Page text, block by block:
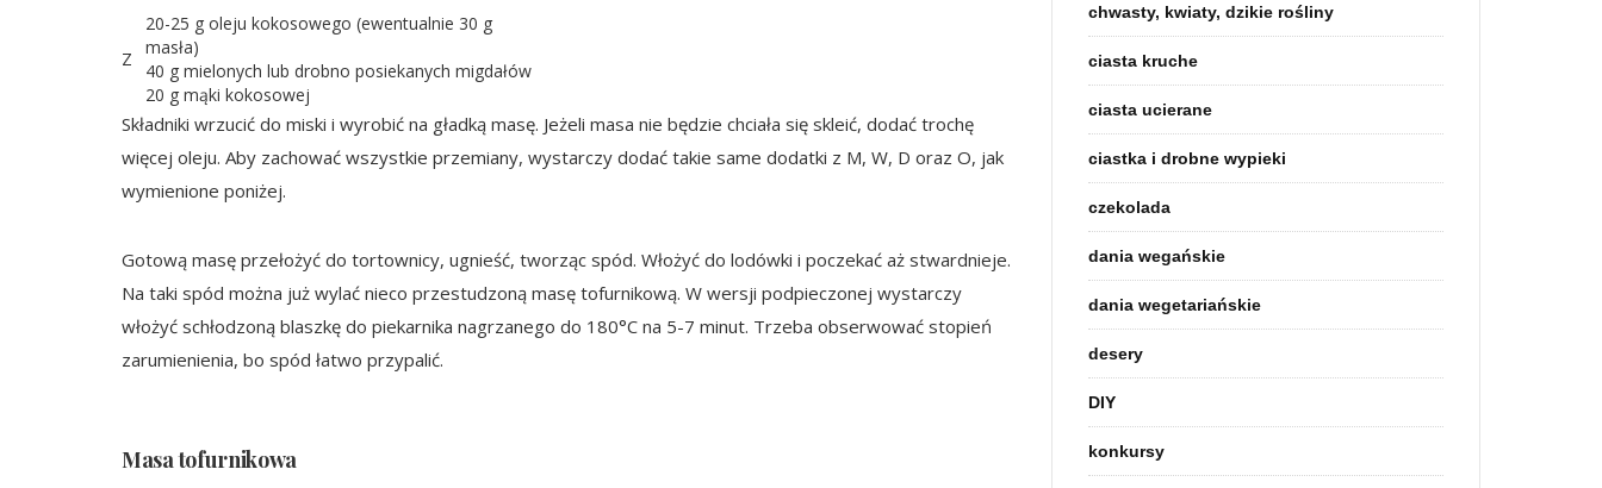
Z
20-25 g oleju kokosowego (ewentualnie 30 g
masła)
40 g mielonych lub drobno posiekanych migdałów
20 g mąki kokosowej
Składniki wrzucić do miski i wyrobić na gładką masę. Jeżeli masa nie będzie chciała się skleić, dodać trochę
więcej oleju. Aby zachować wszystkie przemiany, wystarczy dodać takie same dodatki z M, W, D oraz O, jak
wymienione poniżej.
Gotową masę przełożyć do tortownicy, ugnieść, tworząc spód. Włożyć do lodówki i poczekać aż stwardnieje.
Na taki spód można już wylać nieco przestudzoną masę tofurnikową. W wersji podpieczonej wystarczy
włożyć schłodzoną blaszkę do piekarnika nagrzanego do 180°C na 5-7 minut. Trzeba obserwować stopień
zarumienienia, bo spód łatwo przypalić.
Masa tofurnikowa
chwasty, kwiaty, dzikie rośliny
ciasta kruche
ciasta ucierane
ciastka i drobne wypieki
czekolada
dania wegańskie
dania wegetariańskie
desery
DIY
konkursy